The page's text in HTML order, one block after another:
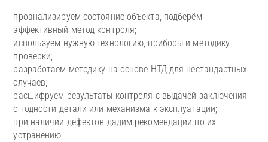
проанализируем состояние объекта, подберём
эффективный метод контроля;
используем нужную технологию, приборы и методику
проверки;
разработаем методику на основе НТД для нестандартных
случаев;
расшифруем результаты контроля с выдачей заключения
о годности детали или механизма к эксплуатации;
при наличии дефектов дадим рекомендации по их
устранению;